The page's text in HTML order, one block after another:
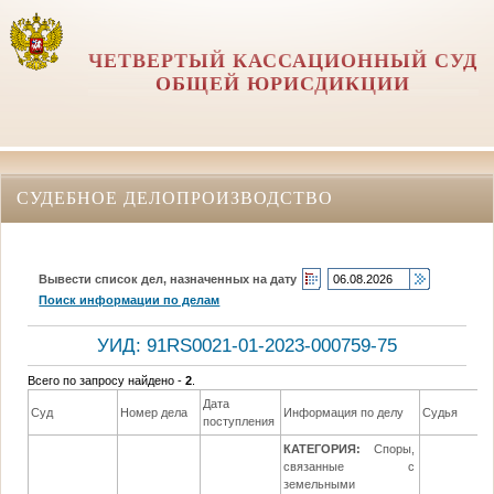
ЧЕТВЕРТЫЙ КАССАЦИОННЫЙ СУД
ОБЩЕЙ ЮРИСДИКЦИИ
СУДЕБНОЕ ДЕЛОПРОИЗВОДСТВО
Вывести список дел, назначенных на дату
Поиск информации по делам
УИД: 91RS0021-01-2023-000759-75
Всего по запросу найдено -2
Суд Номер дела
Дата
поступления
Информация по делу Судья
КАТЕГОРИЯ:
Споры,
связанные с
земельными